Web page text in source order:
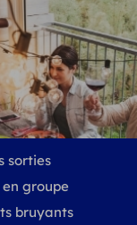
sorties
groupe
bruyants